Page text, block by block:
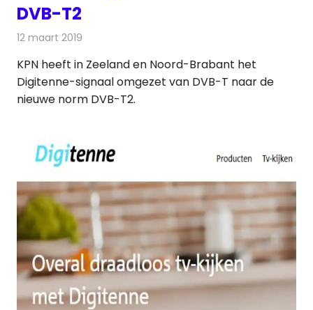
DVB-T2
12 maart 2019
KPN heeft in Zeeland en Noord-Brabant het
Digitenne-signaal omgezet van DVB-T naar de
nieuwe norm DVB-T2.